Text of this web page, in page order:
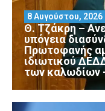
Θ. Τζάκρη –
υπόγεια
Πρωτοφανής
ιδιωτικού
των καλωδίων
8 Αυγούστου, 2026